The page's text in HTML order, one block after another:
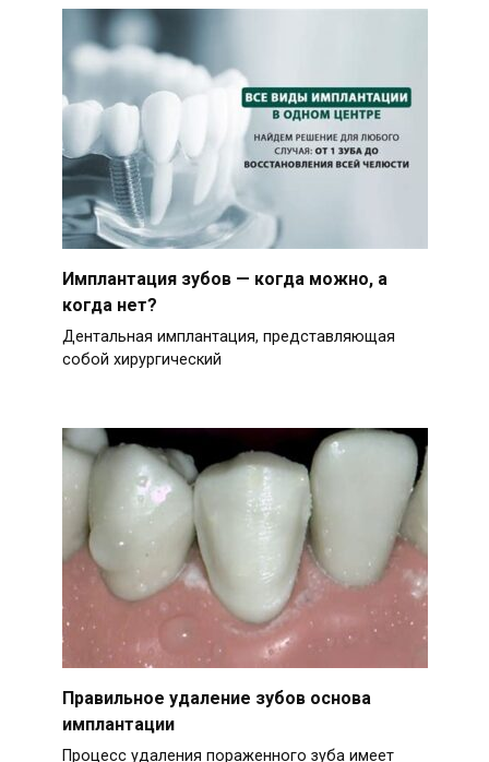
Имплантация зубов — когда можно, а
когда нет?
Дентальная имплантация, представляющая
собой хирургический
Правильное удаление зубов основа
имплантации
Процесс удаления пораженного зуба имеет